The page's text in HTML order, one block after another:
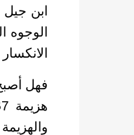
ابن جيل
الوجوه
فهل